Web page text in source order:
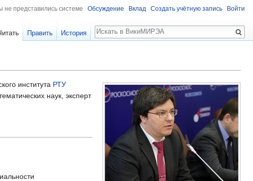
института РТУ
наук, эксперт
не представились системе Обсуждение Вклад Создать учётную запись Войти
Править История
Поиск